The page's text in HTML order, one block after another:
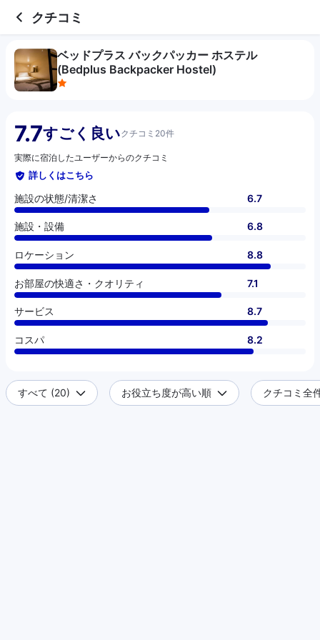
クチコミ
ベッドプラス バックパッカー ホステル
(Bedplus Backpacker Hostel)
7.7すごく良いクチコミ20件
実際に宿泊したユーザーからのクチコミ
詳しくはこちら
施設の状態/清潔さ 6.7
施設・設備 6.8
ロケーション 8.8
お部屋の快適さ・クオリティ 7.1
サービス 8.7
コスパ 8.2
すべて (20) お役立ち度が高い順 クチコミ全